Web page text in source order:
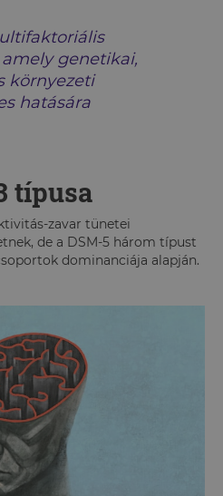
amely genetikai,
környezeti
hatására
típusa
zavar tünetei
de a DSM-5 három típust
dominanciája alapján.